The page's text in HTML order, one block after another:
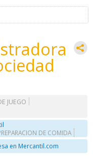
JUEGO
DE COMIDA
en Mercantil.com